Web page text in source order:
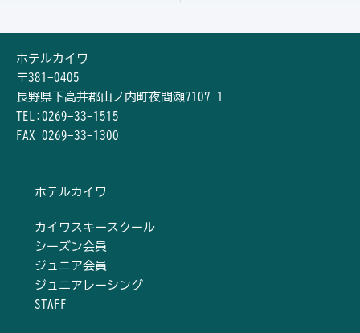
ホテルカイワ
〒381-0405
長野県下高井郡山ノ内町夜間瀬7107-1
TEL:0269-33-1515
FAX 0269-33-1300
ホテルカイワ
カイワスキースクール
シーズン会員
ジュニア会員
ジュニアレーシング
STAFF